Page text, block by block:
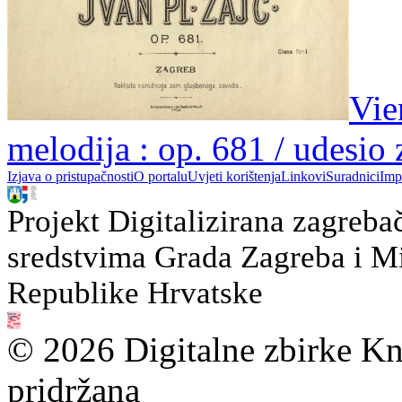
melodija : op. 681 /
Izjava o pristupačnostiO portaluUvjeti korištenjaLinkoviSuradnici
Projekt Digitalizirana
sredstvima Grada Zagreba i
Republike Hrvatske
© 2026 Digitalne zbirke
pridržana